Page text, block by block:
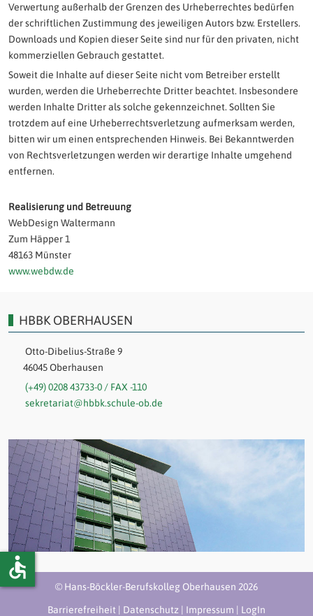
Verwertung außerhalb der Grenzen des Urheberrechtes bedürfen
der schriftlichen Zustimmung des jeweiligen Autors bzw. Erstellers.
Downloads und Kopien dieser Seite sind nur für den privaten, nicht
kommerziellen Gebrauch gestattet.
Soweit die Inhalte auf dieser Seite nicht vom Betreiber erstellt
wurden, werden die Urheberrechte Dritter beachtet. Insbesondere
werden Inhalte Dritter als solche gekennzeichnet. Sollten Sie
trotzdem auf eine Urheberrechtsverletzung aufmerksam werden,
bitten wir um einen entsprechenden Hinweis. Bei Bekanntwerden
von Rechtsverletzungen werden wir derartige Inhalte umgehend
entfernen.
Realisierung und Betreuung
WebDesign Waltermann
Zum Häpper 1
48163 Münster
www.webdw.de
HBBK OBERHAUSEN
Otto-Dibelius-Straße 9
46045 Oberhausen
(+49) 0208 43733-0 / FAX -110
sekretariat@hbbk.schule-ob.de
© Hans-Böckler-Berufskolleg Oberhausen 2026
Barrierefreiheit Datenschutz Impressum LogIn
accessible